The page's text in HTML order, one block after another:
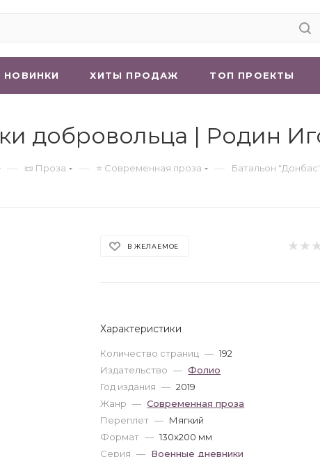
НОВИНКИ ХИТЫ ПРОДАЖ ТОП ПРОЕКТЫ
добровольца | Родин
— 📜 Проза — ⭐ Современная проза — Батальон
В ЖЕЛАЕМОЕ
Характеристики
Количество страниц — 192
Издательство — Фолио
Год издания — 2019
Жанр — Современная проза
Переплет — Мягкий
Формат — 130x200 мм
Серия — Военные дневники